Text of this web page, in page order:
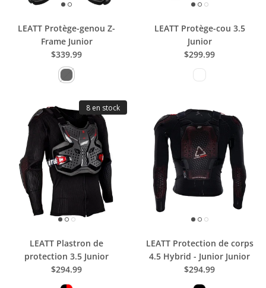
LEATT Protège-genou Z-
Frame Junior
$339.99
LEATT Protège-cou 3.5
Junior
$299.99
8 en stock
LEATT Plastron de
protection 3.5 Junior
$294.99
LEATT Protection de corps
4.5 Hybrid - Junior Junior
$294.99